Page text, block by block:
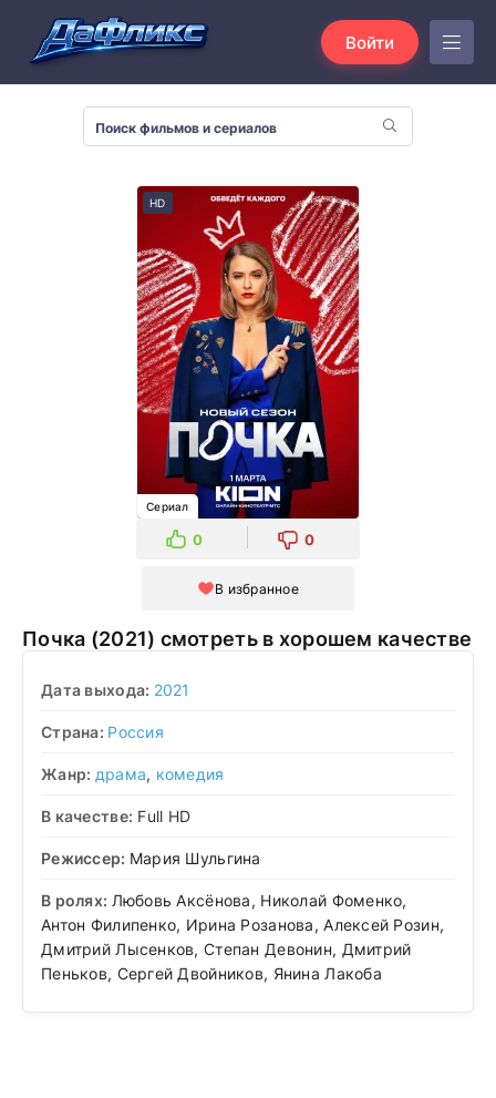
Войти
HD
Сериал
0 0
В избранное
Почка (2021) смотреть в хорошем качестве
Дата выхода: 2021
Страна: Россия
Жанр: драма, комедия
В качестве: Full HD
Режиссер: Мария Шульгина
В ролях: Любовь Аксёнова, Николай Фоменко,
Антон Филипенко, Ирина Розанова, Алексей Розин,
Дмитрий Лысенков, Степан Девонин, Дмитрий
Пеньков, Сергей Двойников, Янина Лакоба